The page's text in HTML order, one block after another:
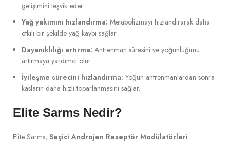
gelişimini teşvik eder.
Yağ yakımını hızlandırma: Metabolizmayı hızlandırarak daha
etkili bir şekilde yağ kaybı sağlar.
Dayanıklılığı artırma: Antrenman süresini ve yoğunluğunu
artırmaya yardımcı olur.
İyileşme sürecini hızlandırma: Yoğun antrenmanlardan sonra
kasların daha hızlı toparlanmasını sağlar.
Elite Sarms Nedir?
Elite Sarms, Seçici Androjen Reseptör Modülatörleri